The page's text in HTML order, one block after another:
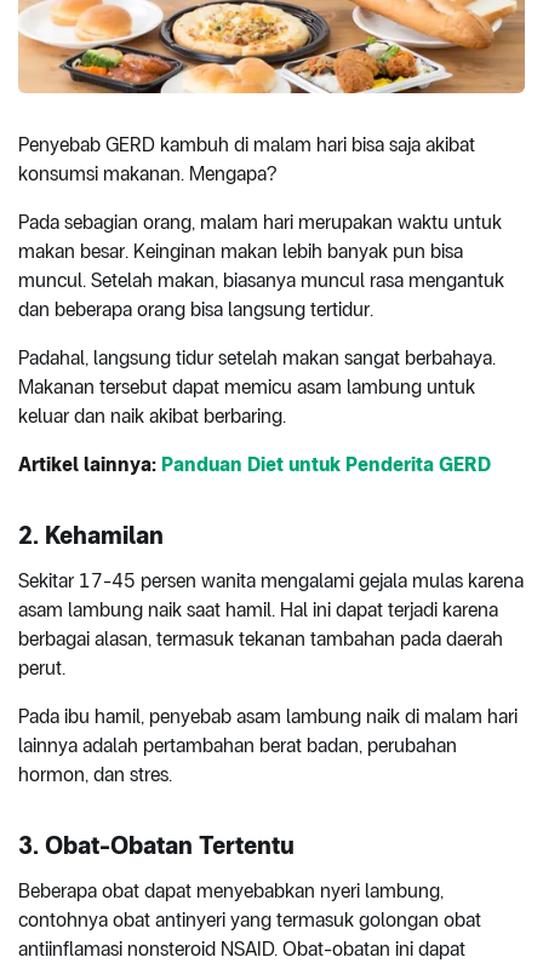
Penyebab GERD kambuh di malam hari bisa saja akibat
konsumsi makanan. Mengapa?
Pada sebagian orang, malam hari merupakan waktu untuk
makan besar. Keinginan makan lebih banyak pun bisa
muncul. Setelah makan, biasanya muncul rasa mengantuk
dan beberapa orang bisa langsung tertidur.
Padahal, langsung tidur setelah makan sangat berbahaya.
Makanan tersebut dapat memicu asam lambung untuk
keluar dan naik akibat berbaring.
Artikel lainnya: Panduan Diet untuk Penderita GERD
2. Kehamilan
Sekitar 17-45 persen wanita mengalami gejala mulas karena
asam lambung naik saat hamil. Hal ini dapat terjadi karena
berbagai alasan, termasuk tekanan tambahan pada daerah
perut.
Pada ibu hamil, penyebab asam lambung naik di malam hari
lainnya adalah pertambahan berat badan, perubahan
hormon, dan stres.
3. Obat-Obatan Tertentu
Beberapa obat dapat menyebabkan nyeri lambung,
contohnya obat antinyeri yang termasuk golongan obat
antiinflamasi nonsteroid NSAID. Obat-obatan ini dapat